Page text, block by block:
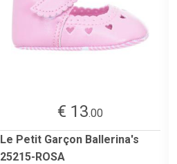
€ 13.00
Le Petit Garçon Ballerina's
25215-ROSA